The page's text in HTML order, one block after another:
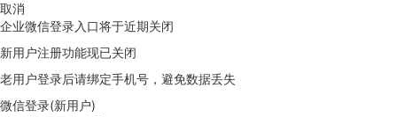
取消
企业微信登录入口将于近期关闭
新用户注册功能现已关闭
老用户登录后请绑定手机号，避免数据丢失
微信登录(新用户)